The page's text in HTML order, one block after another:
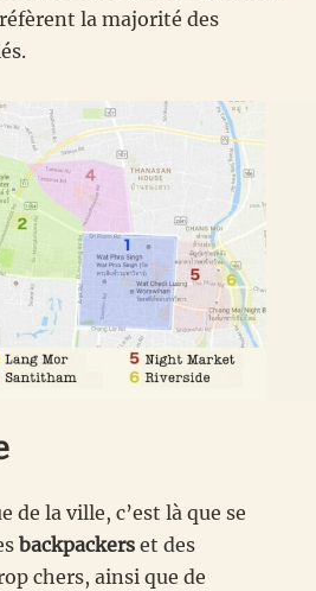
la majorité des
de la ville, c’est là que se
backpackers et des
chers, ainsi que de